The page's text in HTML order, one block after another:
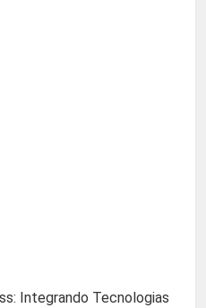
Integrando Tecnologias